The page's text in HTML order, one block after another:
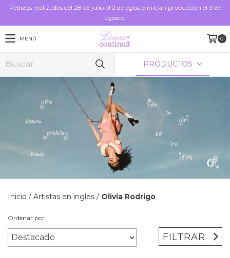
Pedidos realizados del 28 de julio al 2 de agosto inician producción el 3 de
agosto.
MENÚ 0
PRODUCTOS
Inicio / Artistas en ingles / Olivia Rodrigo
Ordenar por
FILTRAR